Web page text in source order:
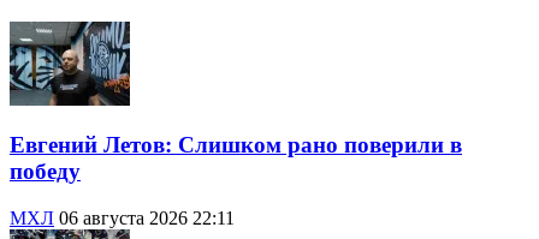
Евгений Летов: Слишком рано поверили в
победу
МХЛ 06 августа 2026 22:11